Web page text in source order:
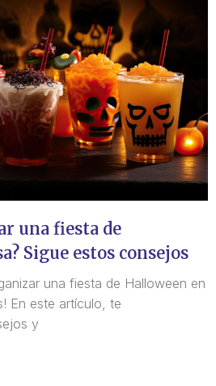
una fiesta de
Sigue estos consejos
una fiesta de Halloween en
En este artículo, te
y